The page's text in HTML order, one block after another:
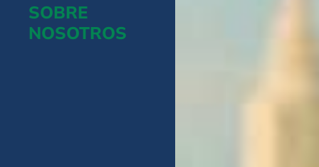
SOBRE
NOSOTROS